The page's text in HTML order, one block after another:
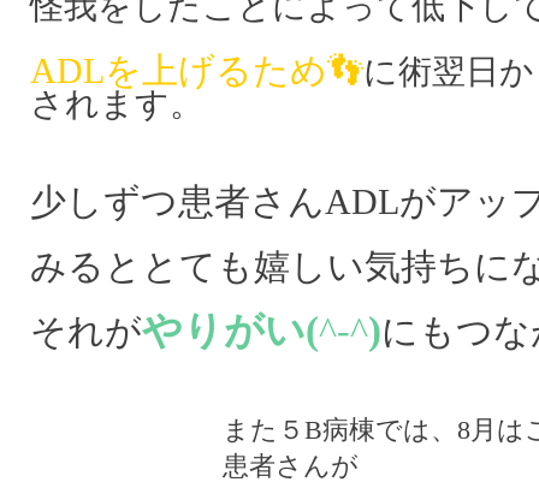
ADLを上げるため👣に術翌日
されます。
少しずつ患者さんADLがアッ
みるととても嬉しい気持ちに
それがやりがい(^-^)にもつ
また５B病棟では、8月
患者さんが